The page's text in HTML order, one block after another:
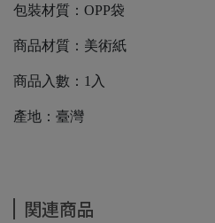
包裝材質：OPP袋
商品材質：美術紙
商品入數：1入
產地：臺灣
関連商品